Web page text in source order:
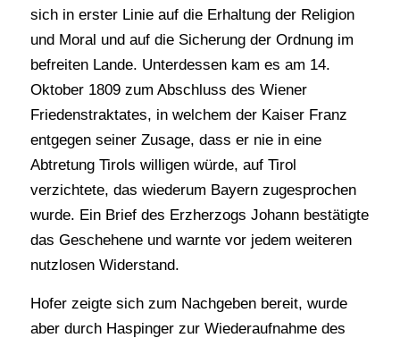
sich in erster Linie auf die Erhaltung der Religion
und Moral und auf die Sicherung der Ordnung im
befreiten Lande. Unterdessen kam es am 14.
Oktober 1809 zum Abschluss des Wiener
Friedenstraktates, in welchem der Kaiser Franz
entgegen seiner Zusage, dass er nie in eine
Abtretung Tirols willigen würde, auf Tirol
verzichtete, das wiederum Bayern zugesprochen
wurde. Ein Brief des Erzherzogs Johann bestätigte
das Geschehene und warnte vor jedem weiteren
nutzlosen Widerstand.
Hofer zeigte sich zum Nachgeben bereit, wurde
aber durch Haspinger zur Wiederaufnahme des